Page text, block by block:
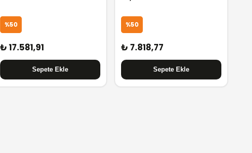
%50
₺ 17.581,91
%50
₺ 7.818,77